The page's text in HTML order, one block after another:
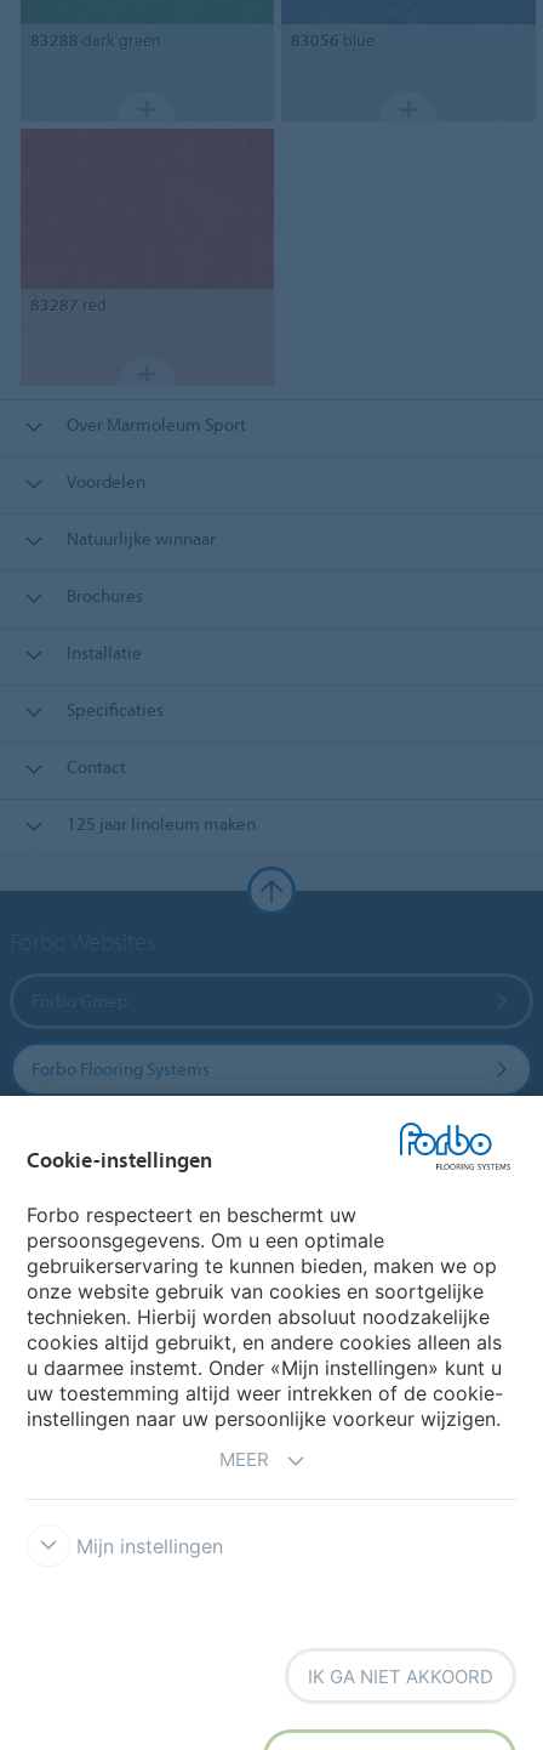
83288 dark green 83056 blue
83287 red
Over Marmoleum Sport
Voordelen
Natuurlijke winnaar
Brochures
Installatie
Specificaties
Contact
125 jaar linoleum maken
Forbo Flooring Systems
Website
Kies uw land
My Forbo
Disclaimer Cookies Forbo
Cookie-instellingen
Forbo respecteert en beschermt uw
persoonsgegevens. Om u een optimale
gebruikerservaring te kunnen bieden, maken we op
onze website gebruik van cookies en soortgelijke
technieken. Hierbij worden absoluut noodzakelijke
cookies altijd gebruikt, en andere cookies alleen als
u daarmee instemt. Onder «Mijn instellingen» kunt u
uw toestemming altijd weer intrekken of de cookie-
instellingen naar uw persoonlijke voorkeur wijzigen.
MEER
Mijn instellingen
IK GA NIET AKKOORD